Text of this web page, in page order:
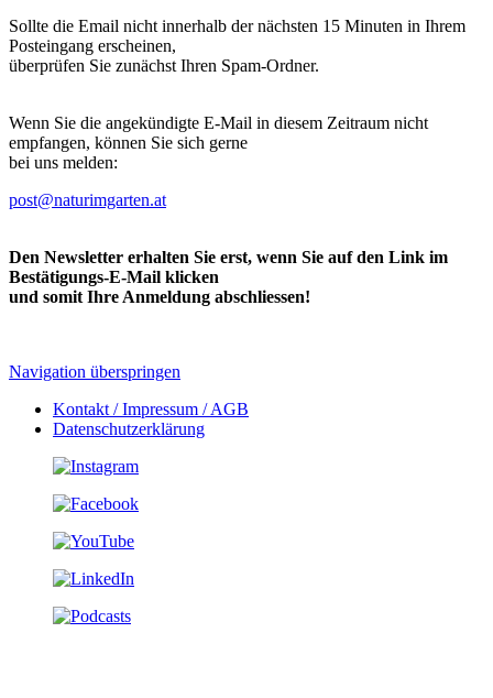
Sollte die Email nicht innerhalb der nächsten 15 Minuten in Ihrem
Posteingang erscheinen,
überprüfen Sie zunächst Ihren Spam-Ordner.
Wenn Sie die angekündigte E-Mail in diesem Zeitraum nicht
empfangen, können Sie sich gerne
bei uns melden:
post@naturimgarten.at
Den Newsletter erhalten Sie erst, wenn Sie auf den Link im
Bestätigungs-E-Mail klicken
und somit Ihre Anmeldung abschliessen!
Navigation überspringen
Kontakt / Impressum / AGB
Datenschutzerklärung